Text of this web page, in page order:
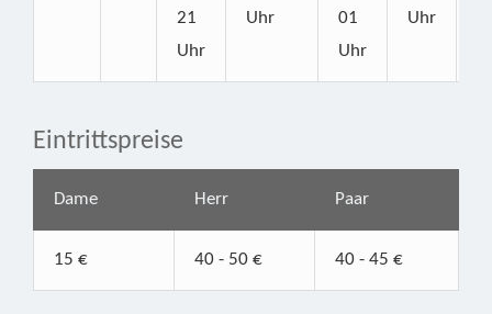
21
Uhr
Uhr
01
Uhr
Uhr
Eintrittspreise
Dame Herr Paar
15 € 40 - 50 € 40 - 45 €